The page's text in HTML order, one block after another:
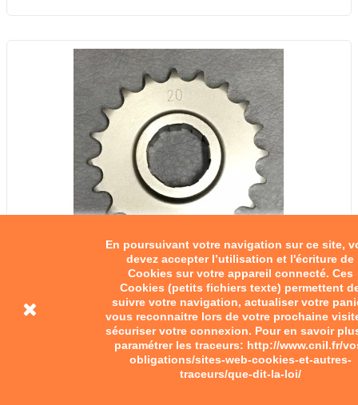
En poursuivant votre navigation sur ce site,
devez accepter l’utilisation et l'écriture de
Cookies sur votre appareil connecté. Ces
Cookies (petits fichiers texte) permettent
suivre votre navigation, actualiser votre
vous reconnaitre lors de votre prochaine
sécuriser votre connexion. Pour en savoir
paramétrer les traceurs: http://www.cnil.fr/
obligations/sites-web-cookies-et-autres-
traceurs/que-dit-la-loi/